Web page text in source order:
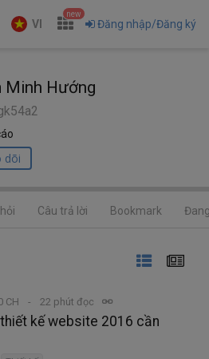
VI
new
Đăng nhập/Đăng ký
Minh Hướng
dõi
Câu trả lời Bookmark
CH
22 phút đọc
kế website 2016 cần